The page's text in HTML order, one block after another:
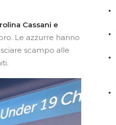
Cassani e
Le azzurre hanno
scampo alle